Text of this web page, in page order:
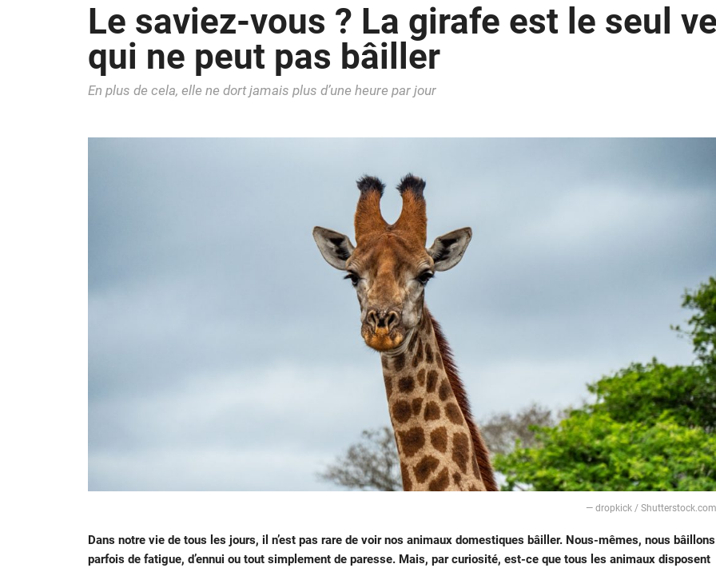
Le saviez-vous ? La girafe est le seul
qui ne peut pas bâiller
En plus de cela, elle ne dort jamais plus d’une heure par jour
― dropkick / Shutterstock.com
Dans notre vie de tous les jours, il n’est pas rare de voir nos animaux domestiques bâiller. Nous-mêmes, nous bâillons
parfois de fatigue, d’ennui ou tout simplement de paresse. Mais, par curiosité, est-ce que tous les animaux disposent